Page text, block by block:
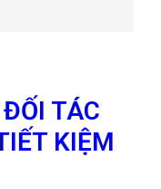
TÁC
KIỆM